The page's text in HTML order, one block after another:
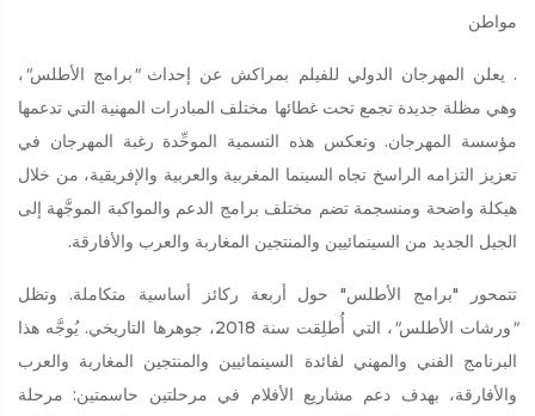
مواطن
. يعلن المهرجان الدولي للفيلم بمراكش عن إحداث"برامج الأطلس"،
وهي مظلة جديدة تجمع تحت غطائها مختلف المبادرات المهنية التي تدعمها
مؤسسة المهرجان. وتعكس هذه التسمية الموحِّدة رغبة المهرجان في
تعزيز التزامه الراسخ تجاه السينما المغربية والعربية والإفريقية، من خلال
هيكلة واضحة ومنسجمة تضم مختلف برامج الدعم والمواكبة الموجَّهة إلى
الجيل الجديد من السينمائيين والمنتجين المغاربة والعرب والأفارقة.
تتمحور "برامج الأطلس" حول أربعة ركائز أساسية متكاملة. وتظل
"ورشات الأطلس"
، التي أُطلِقت سنة 2018، جوهرها التاريخي. يُوجَّه هذا
البرنامج الفني والمهني لفائدة السينمائيين والمنتجين المغاربة والعرب
والأفارقة، بهدف دعم مشاريع الأفلام في مرحلتين حاسمتين: مرحلة